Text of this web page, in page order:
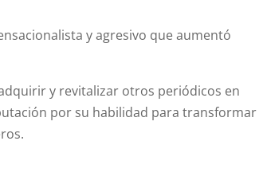
y agresivo que aumentó
y revitalizar otros periódicos en
por su habilidad para transformar